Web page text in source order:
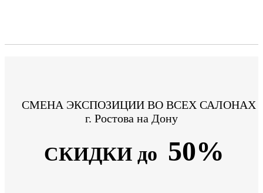
СМЕНА ЭКСПОЗИЦИИ ВО ВСЕХ САЛОНАХ
г. Ростова на Дону
СКИДКИ до 50%